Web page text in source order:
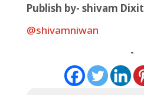
Publish by- shivam Dixit
@shivamniwan
-